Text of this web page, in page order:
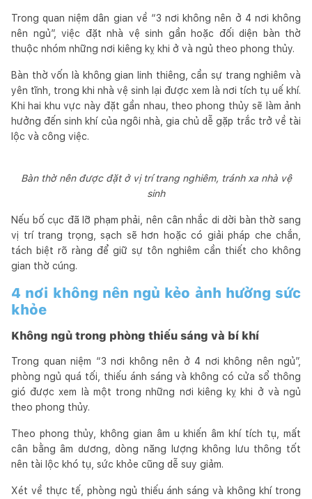
Trong quan niệm dân gian về “3 nơi không nên ở 4 nơi không
nên ngủ”, việc đặt nhà vệ sinh gần hoặc đối diện bàn thờ
thuộc nhóm những nơi kiêng kỵ khi ở và ngủ theo phong thủy.
Bàn thờ vốn là không gian linh thiêng, cần sự trang nghiêm và
yên tĩnh, trong khi nhà vệ sinh lại được xem là nơi tích tụ uế khí.
Khi hai khu vực này đặt gần nhau, theo phong thủy sẽ làm ảnh
hưởng đến sinh khí của ngôi nhà, gia chủ dễ gặp trắc trở về tài
lộc và công việc.
Bàn thờ nên được đặt ở vị trí trang nghiêm, tránh xa nhà vệ
sinh
Nếu bố cục đã lỡ phạm phải, nên cân nhắc di dời bàn thờ sang
vị trí trang trọng, sạch sẽ hơn hoặc có giải pháp che chắn,
tách biệt rõ ràng để giữ sự tôn nghiêm cần thiết cho không
gian thờ cúng.
4 nơi không nên ngủ kẻo ảnh hưởng sức
khỏe
Không ngủ trong phòng thiếu sáng và bí khí
Trong quan niệm “3 nơi không nên ở 4 nơi không nên ngủ”,
phòng ngủ quá tối, thiếu ánh sáng và không có cửa sổ thông
gió được xem là một trong những nơi kiêng kỵ khi ở và ngủ
theo phong thủy.
Theo phong thủy, không gian âm u khiến âm khí tích tụ, mất
cân bằng âm dương, dòng năng lượng không lưu thông tốt
nên tài lộc khó tụ, sức khỏe cũng dễ suy giảm.
Xét về thực tế, phòng ngủ thiếu ánh sáng và không khí trong